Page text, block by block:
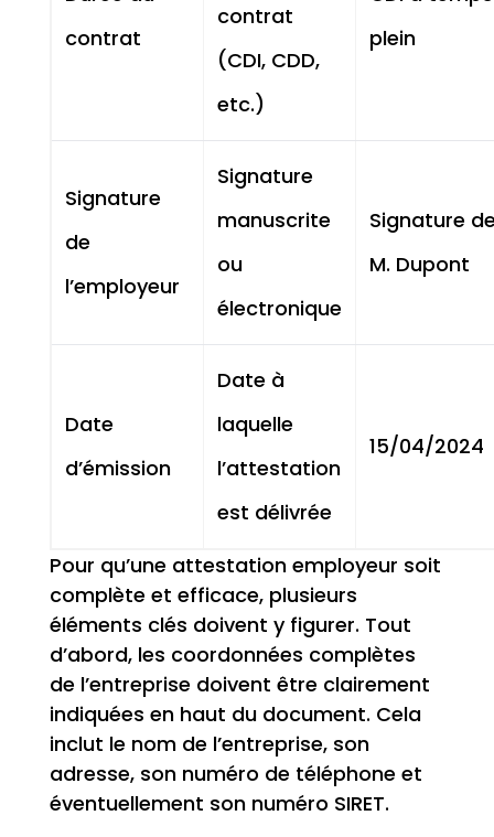
contrat
contrat
(CDI, CDD,
etc.)
plein
Signature
de
l’employeur
Signature
manuscrite
ou
électronique
Signature
M. Dupont
Date
d’émission
Date à
laquelle
l’attestation
est délivrée
15/04/2024
Pour qu’une attestation employeur soit
complète et efficace, plusieurs
éléments clés doivent y figurer. Tout
d’abord, les coordonnées complètes
de l’entreprise doivent être clairement
indiquées en haut du document. Cela
inclut le nom de l’entreprise, son
adresse, son numéro de téléphone et
éventuellement son numéro SIRET.